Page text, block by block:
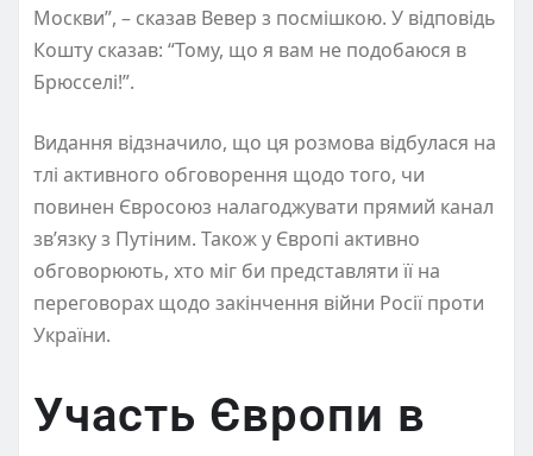
Москви”, – сказав Вевер з посмішкою. У відповідь
Кошту сказав: “Тому, що я вам не подобаюся в
Брюсселі!”.
Видання відзначило, що ця розмова відбулася на
тлі активного обговорення щодо того, чи
повинен Євросоюз налагоджувати прямий канал
зв’язку з Путіним. Також у Європі активно
обговорюють, хто міг би представляти її на
переговорах щодо закінчення війни Росії проти
України.
Участь Європи в